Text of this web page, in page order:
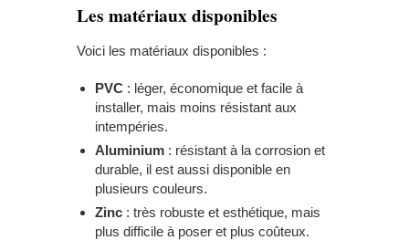
Les matériaux disponibles
Voici les matériaux disponibles :
PVC : léger, économique et facile à
installer, mais moins résistant aux
intempéries.
Aluminium : résistant à la corrosion et
durable, il est aussi disponible en
plusieurs couleurs.
Zinc : très robuste et esthétique, mais
plus difficile à poser et plus coûteux.